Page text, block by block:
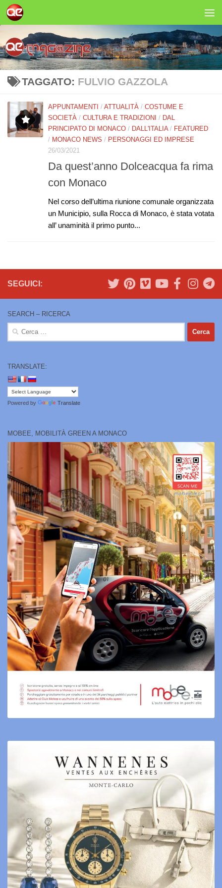
Salta al contenuto
TAGGATO: FULVIO GAZZOLA
APPUNTAMENTI / ATTUALITÀ / COSTUME E
SOCIETÀ / CULTURA E TRADIZIONI / DAL
PRINCIPATO DI MONACO / DALL'ITALIA/ FEATURED
/ MONACO NEWS / PERSONAGGI ED IMPRESE
26/03/2021
Da quest’anno Dolceacqua fa rima
con Monaco
Nel corso dell’ultima riunione comunale organizzata
un Municipio, sulla Rocca di Monaco, è stata votata
all’ unaminità il primo punto...
SEGUICI:
SEARCH – RICERCA
Ricerca
TRANSLATE:
Powered by Translate
MOBEE, MOBILITÀ GREEN A MONACO